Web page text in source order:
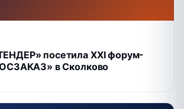
посетила XXI форум-
в Сколково